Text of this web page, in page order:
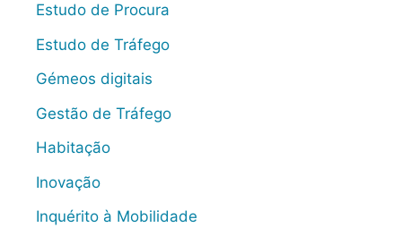
Estudo de Procura
Estudo de Tráfego
Gémeos digitais
Gestão de Tráfego
Habitação
Inovação
Inquérito à Mobilidade